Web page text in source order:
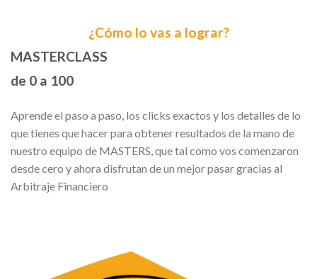
¿Cómo lo vas a lograr?
MASTERCLASS
de 0 a 100
Aprende el paso a paso, los clicks exactos y los detalles de lo
que tienes que hacer para obtener resultados de la mano de
nuestro equipo de MASTERS, que tal como vos comenzaron
desde cero y ahora disfrutan de un mejor pasar gracias al
Arbitraje Financiero